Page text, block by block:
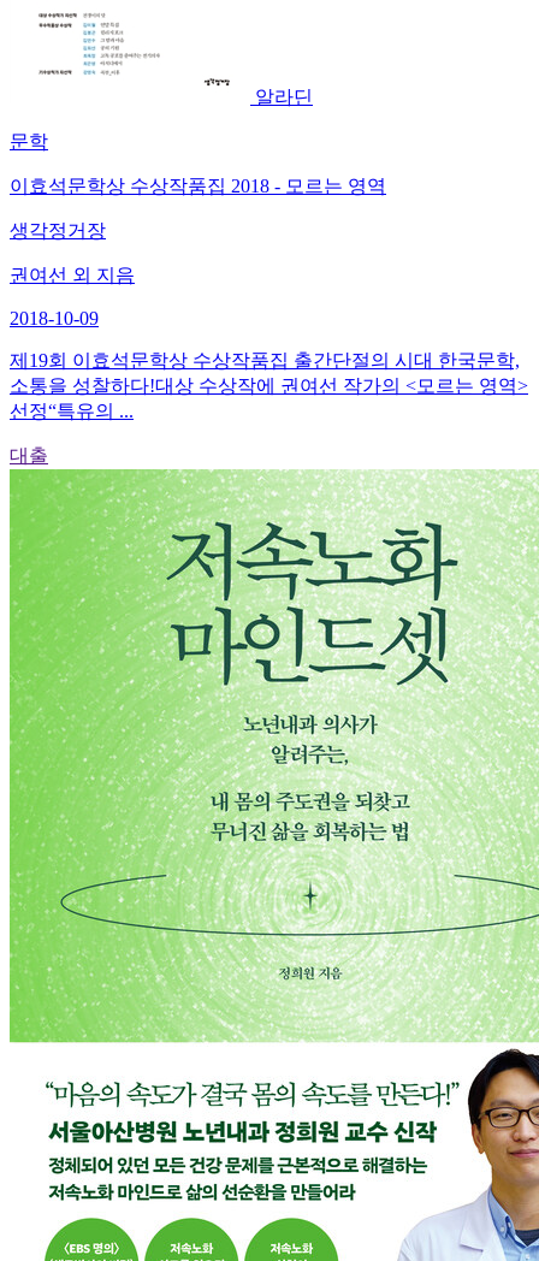
알라딘
문학
이효석문학상 수상작품집 2018 - 모르는 영역
생각정거장
권여선 외 지음
2018-10-09
제19회 이효석문학상 수상작품집 출간단절의 시대 한국문학,
소통을 성찰하다!대상 수상작에 권여선 작가의 <모르는 영역>
선정“특유의 ...
대출